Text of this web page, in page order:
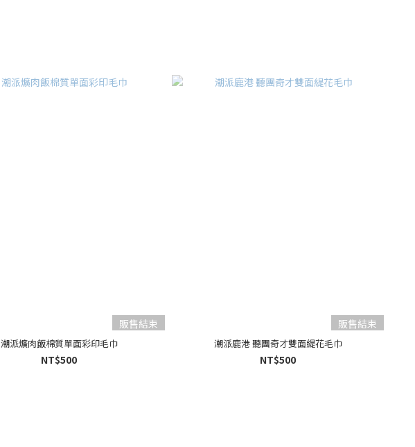
販售結束
潮派爌肉飯棉質單面彩印毛巾
NT$500
販售結束
潮派鹿港 聽團奇才雙面緹花毛巾
NT$500